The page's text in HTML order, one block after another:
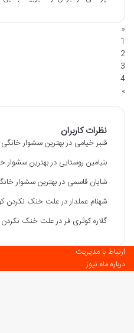
«
1
2
3
4
»
نظرات کاربران
قنبر خیامی دربهترین سشوار
بنیامین روستایی دربهترین سشوار
شایان قاسمی دربهترین سشوار
شهنام عملداردرعلت خنک نکردن
گلاره کوثری فردرعلت خنک نکردن
ارتباط با مدیریت
درباره ماه نیوز